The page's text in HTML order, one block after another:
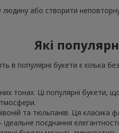
або створити
Які
в популярні букети є кілька
тонах. Ці популярні букети,
та тюльпанів. Ця
ідеальне поєднання